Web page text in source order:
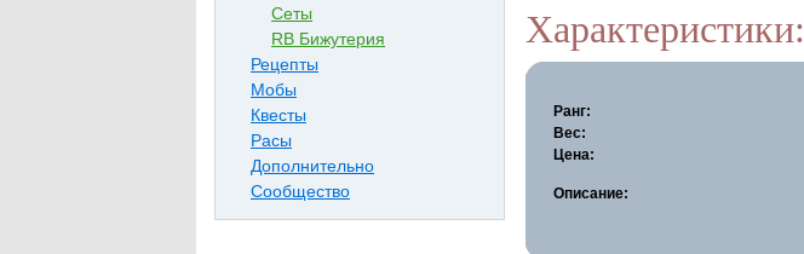
Сеты
RB Бижутерия
Рецепты
Мобы
Квесты
Расы
Дополнительно
Сообщество
Характеристики:
Ранг:
Вес:
Цена:
Описание: